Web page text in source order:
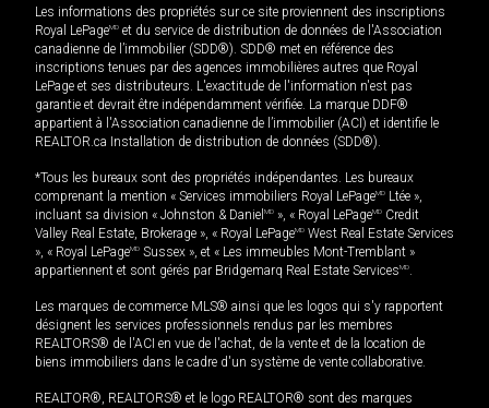
Les informations des propriétés sur ce site proviennent des inscriptions
Royal LePageMD et du service de distribution de données de l'Association
canadienne de l’immobilier (SDD®). SDD® met en référence des
inscriptions tenues par des agences immobilières autres que Royal
LePage et ses distributeurs. L'exactitude de l'information n'est pas
garantie et devrait être indépendamment vérifiée. La marque DDF®
appartient à l'Association canadienne de l’immobilier (ACI) et identifie le
REALTOR.ca Installation de distribution de données (SDD®).
*Tous les bureaux sont des propriétés indépendantes. Les bureaux
comprenant la mention « Services immobiliers Royal LePageMD Ltée »,
incluant sa division « Johnston & Daniel MD », « Royal LePageMD Credit
Valley Real Estate, Brokerage », « Royal LePageMD West Real Estate Services
», « Royal LePageMD Sussex », et « Les immeubles Mont-Tremblant »
appartiennent et sont gérés par Bridgemarq Real Estate ServicesMD.
Les marques de commerce MLS® ainsi que les logos qui s'y rapportent
désignent les services professionnels rendus par les membres
REALTORS® de l'ACI en vue de l'achat, de la vente et de la location de
biens immobiliers dans le cadre d'un système de vente collaborative.
REALTOR®, REALTORS® et le logo REALTOR® sont des marques